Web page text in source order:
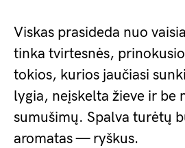
Viskas prasideda nuo
tinka tvirtesnės,
tokios, kurios jaučiasi
lygia, neįskelta žieve ir be
sumušimų. Spalva turėtų
aromatas — ryškus.